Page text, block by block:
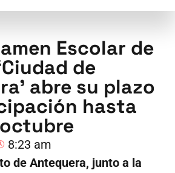
Escolar de
de
abre su plazo
hasta
8:23 am
de Antequera, junto a la